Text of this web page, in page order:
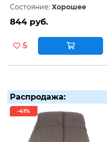
Состояние: Хорошее
844 руб.
5
Распродажа:
-41%